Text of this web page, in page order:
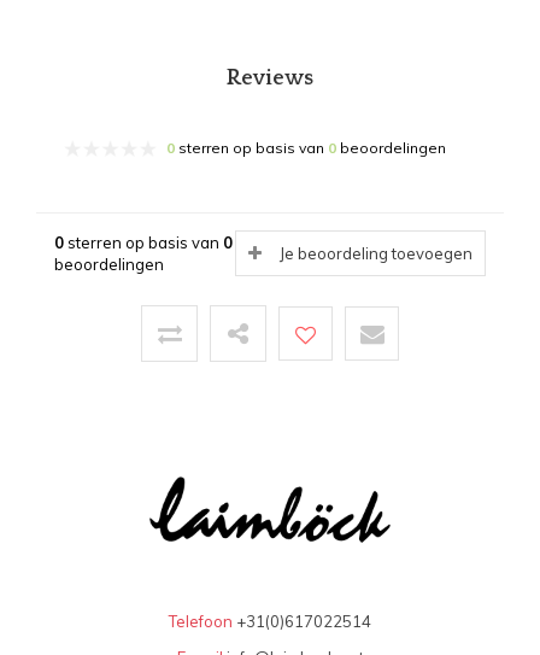
Reviews
0 sterren op basis van 0 beoordelingen
0sterren op basis van 0
beoordelingen
Je beoordeling toevoegen
Telefoon +31(0)617022514